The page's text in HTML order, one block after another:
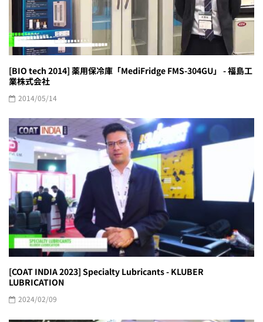
[BIO tech 2014] 薬用保冷庫「MediFridge FMS-304GU」 - 福島工
業株式会社
2014/05/14
[COAT INDIA 2023] Specialty Lubricants - KLUBER
LUBRICATION
2024/02/09